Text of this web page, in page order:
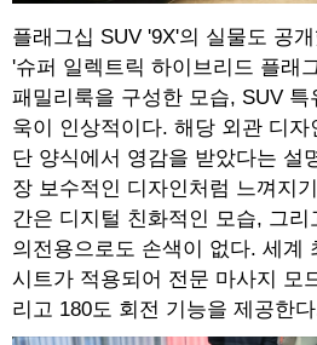
플래그십 SUV '9X'의 실물도 공
'슈퍼 일렉트릭 하이브리드 플래
패밀리룩을 구성한 모습, SUV 특
욱이 인상적이다. 해당 외관 디자
단 양식에서 영감을 받았다는 설
장 보수적인 디자인처럼 느껴지
간은 디지털 친화적인 모습, 그
의전용으로도 손색이 없다. 세계
시트가 적용되어 전문 마사지 모
리고 180도 회전 기능을 제공한